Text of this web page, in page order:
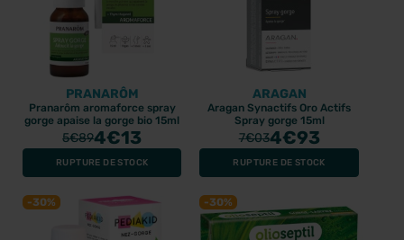
PRANARÔM
Pranarôm aromaforce spray
gorge apaise la gorge bio 15ml
5€894€13
RUPTURE DE STOCK
ARAGAN
Aragan Synactifs Oro Actifs
Spray gorge 15ml
7€034€93
RUPTURE DE STOCK
-30% -30%